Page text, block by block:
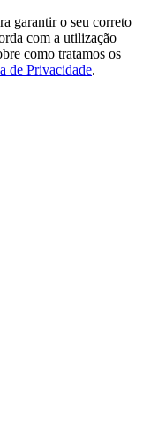
garantir o seu correto
com a utilização
como tratamos os
de Privacidade.